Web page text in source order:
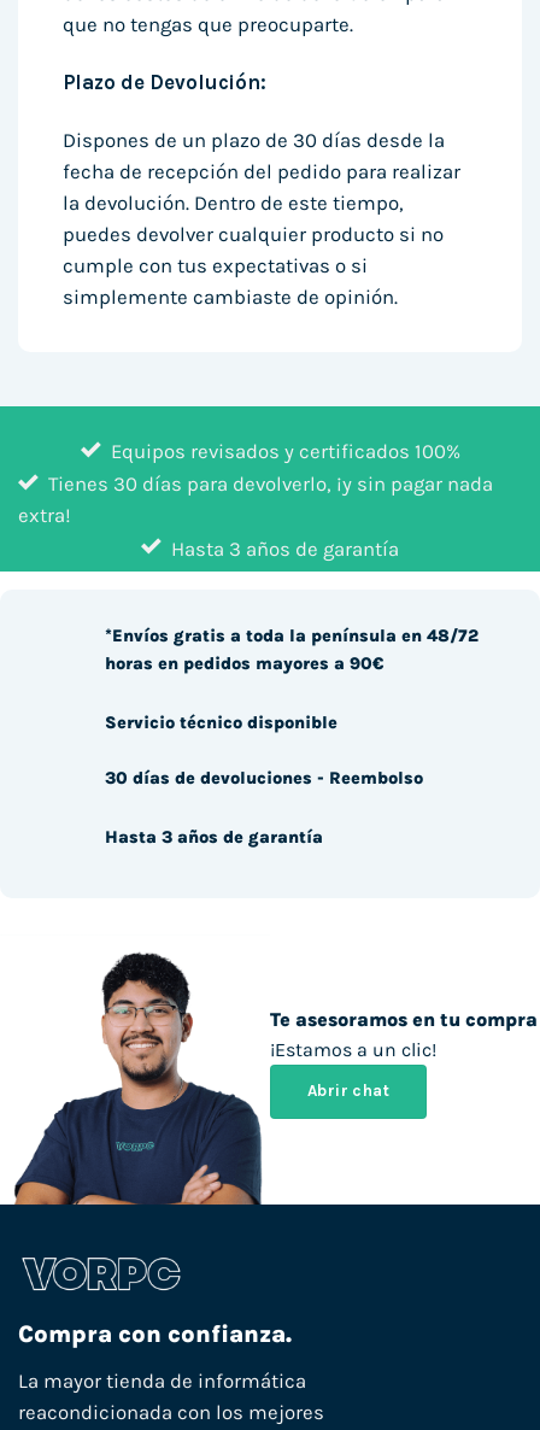
que no tengas que preocuparte.
Plazo de Devolución:
Dispones de un plazo de 30 días desde la
fecha de recepción del pedido para realizar
la devolución. Dentro de este tiempo,
puedes devolver cualquier producto si no
cumple con tus expectativas o si
simplemente cambiaste de opinión.
Equipos revisados y certificados 100%
Tienes 30 días para devolverlo, ¡y sin pagar nada
extra!
Hasta 3 años de garantía
Te asesoramos en tu compra
¡Estamos a un clic!
Abrir chat
*Envíos gratis a toda la península en 48/72
horas en pedidos mayores a 90€
Servicio técnico disponible
30 días de devoluciones - Reembolso
Hasta 3 años de garantía
Compra con confianza.
La mayor tienda de informática
reacondicionada con los mejores